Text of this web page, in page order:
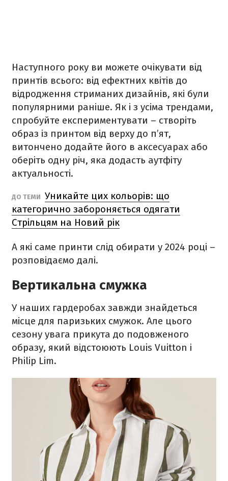
Наступного року ви можете очікувати від
принтів всього: від ефектних квітів до
відродження стриманих дизайнів, які були
популярними раніше. Як і з усіма трендами,
спробуйте експериментувати – створіть
образ із принтом від верху до п’ят,
витончено додайте його в аксесуарах або
оберіть одну річ, яка додасть аутфіту
актуальності.
ДО ТЕМИ Уникайте цих кольорів: що
категорично забороняється одягати
Стрільцям на Новий рік
А які саме принти слід обирати у 2024 році –
розповідаємо далі.
Вертикальна смужка
У наших гардеробах завжди знайдеться
місце для паризьких смужок. Але цього
сезону увага прикута до подовженого
образу, який відстоюють Louis Vuitton і
Philip Lim.